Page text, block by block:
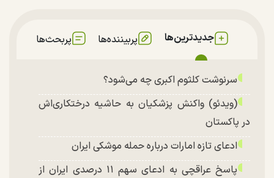
جدیدترین‌ها پربیننده‌ها پربحث‌ها
سرنوشت کلثوم اکبری چه می‌شود؟
(ویدئو) واکنش پزشکیان به حاشیه درختکاری‌اش
در پاکستان
ادعای تازه امارات درباره حمله موشکی ایران
پاسخ عراقچی به ادعای سهم ۱۱ درصدی ایران از